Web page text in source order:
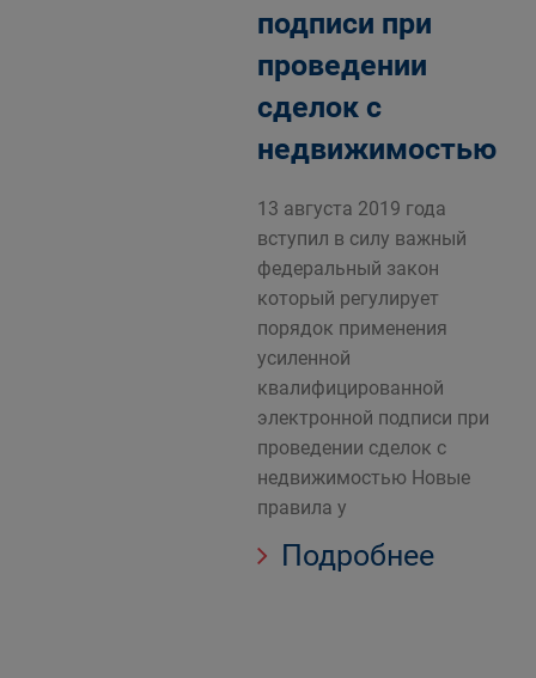
подписи при
проведении
сделок с
недвижимостью
13 августа 2019 года
вступил в силу важный
федеральный закон
который регулирует
порядок применения
усиленной
квалифицированной
электронной подписи при
проведении сделок с
недвижимостью Новые
правила у
Подробнее